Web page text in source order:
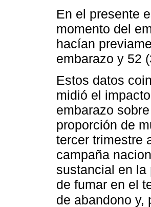
En el presente
momento del
hacían
embarazo y 52
Estos datos
midió el
embarazo
proporción de
tercer trimestre
campaña
sustancial en la
de fumar en el
de abandono y,